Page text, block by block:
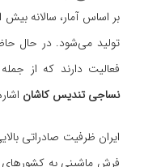
بر اساس آمار، سالانه بیش
تولید می‌شود. در حال
فعالیت دارند که از
نساجی تندیس کاشان
ایران ظرفیت صادراتی
فرش ماشینی به کشورهای